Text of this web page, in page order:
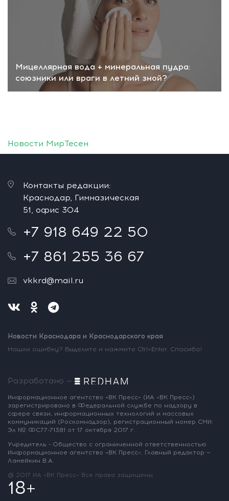
Мицеллярная вода + минеральная пудра:
союзники или враги в летний зной?
Новости МирТесен
Контакты редакции:
Краснодар, Гимназическая
51, офис 304
+7 918 649 22 50
+7 861 255 36 67
vkkrd@mail.ru
Новости Краснодара и Краснодарского края
Нашли ошибку? Выделите и нажмите Ctrl+Enter. Спасибо!
Разработано —
Информационное агентство «ВК Пресс» (ИА «ВК Пресс»)
зарегистрировано в Федеральной службе по надзору в
сфере связи, информационных технологий и массовых
коммуникаций (Роскомнадзор), регистрационный номер СМИ:
Эл № ФС77-71381 от 17 октября 2017 г.
Учредитель - Общество с ограниченной ответственностью
Информационное агентство «ВК Пресс». Главный редактор —
Ламейкин В.А.
@ 2017 ИА «ВК Пресс» Все права защищены
18+